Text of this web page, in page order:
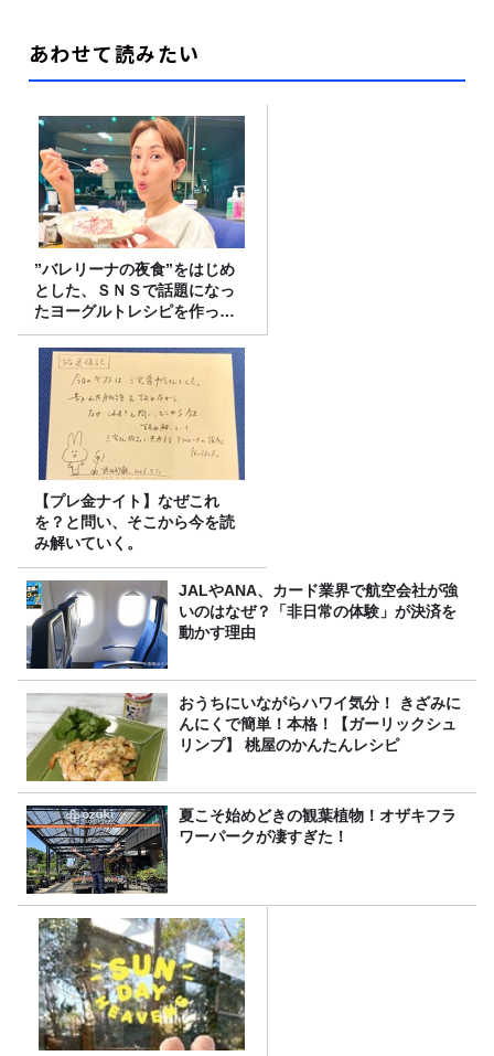
あわせて読みたい
”バレリーナの夜食”をはじめ
とした、ＳＮＳで話題になっ
たヨーグルトレシピを作って
みた！
【プレ金ナイト】なぜこれ
を？と問い、そこから今を読
み解いていく。
JALやANA、カード業界で航空会社が強
いのはなぜ？「非日常の体験」が決済を
動かす理由
おうちにいながらハワイ気分！ きざみに
んにくで簡単！本格！【ガーリックシュ
リンプ】 桃屋のかんたんレシピ
夏こそ始めどきの観葉植物！オザキフラ
ワーパークが凄すぎた！